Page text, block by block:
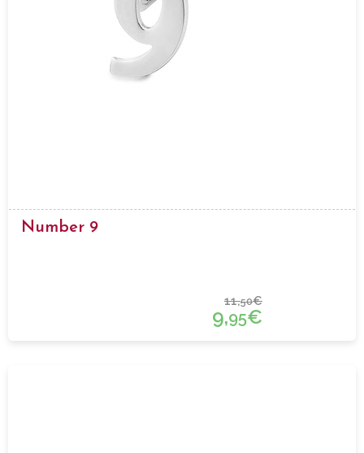
Number 9
11,50€
9,95€